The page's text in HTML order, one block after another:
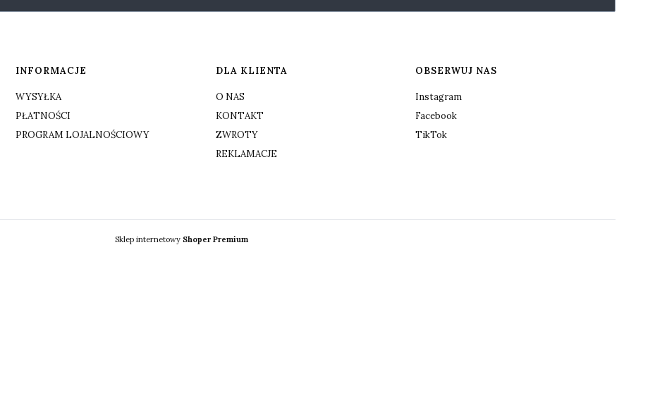
INFORMACJE
WYSYŁKA
PŁATNOŚCI
PROGRAM LOJALNOŚCIOWY
DLA KLIENTA
O NAS
KONTAKT
ZWROTY
REKLAMACJE
OBSERWUJ NAS
Instagram
Facebook
TikTok
Sklep internetowy Shoper Premium